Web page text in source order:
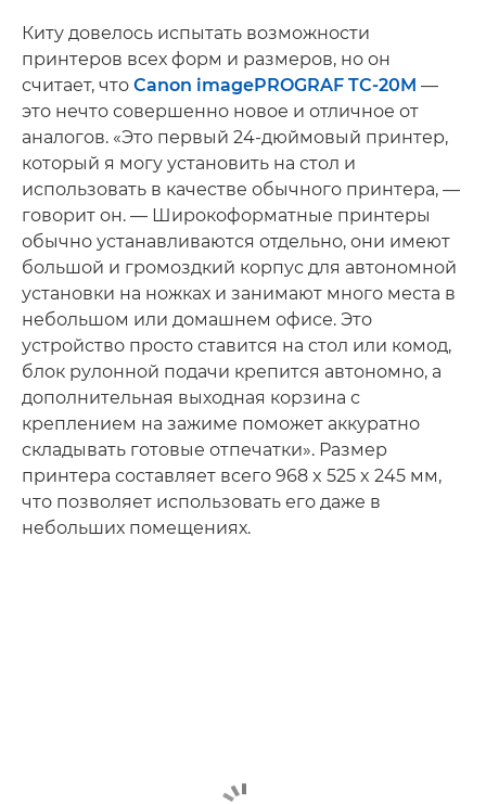
Киту довелось испытать возможности
принтеров всех форм и размеров, но он
считает, что Canon imagePROGRAF TC-20M —
это нечто совершенно новое и отличное от
аналогов. «Это первый 24-дюймовый принтер,
который я могу установить на стол и
использовать в качестве обычного принтера, —
говорит он. — Широкоформатные принтеры
обычно устанавливаются отдельно, они имеют
большой и громоздкий корпус для автономной
установки на ножках и занимают много места в
небольшом или домашнем офисе. Это
устройство просто ставится на стол или комод,
блок рулонной подачи крепится автономно, а
дополнительная выходная корзина с
креплением на зажиме поможет аккуратно
складывать готовые отпечатки». Размер
принтера составляет всего 968 x 525 x 245 мм,
что позволяет использовать его даже в
небольших помещениях.